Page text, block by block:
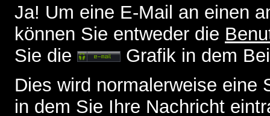
Ja! Um eine E-Mail an einen
können Sie entweder die
Sie die
Grafik in dem
Dies wird normalerweise eine
in dem Sie Ihre Nachricht